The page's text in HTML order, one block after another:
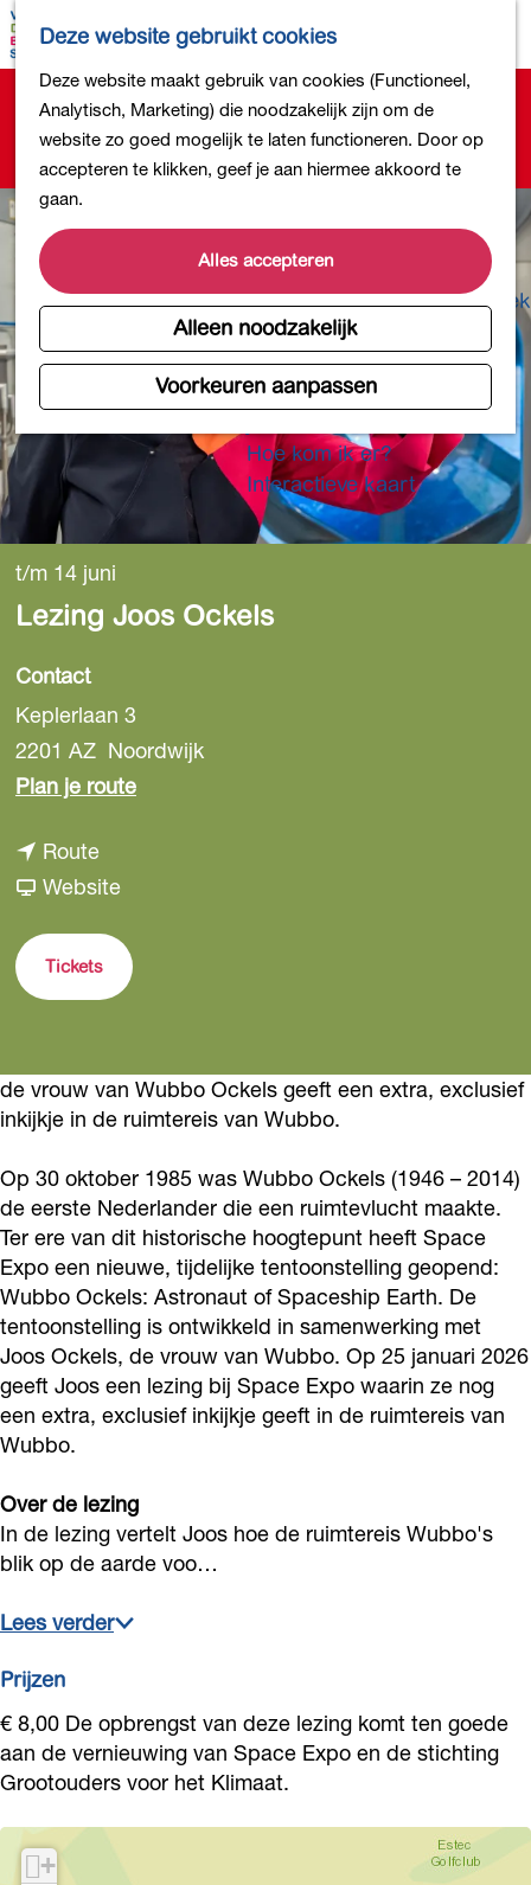
Deze website gebruikt cookies
Deze website maakt gebruik van cookies (Functioneel,
Analytisch, Marketing) die noodzakelijk zijn om de
website zo goed mogelijk te laten functioneren. Door op
accepteren te klikken, geef je aan hiermee akkoord te
gaan.
Alles accepteren
Alleen noodzakelijk
Voorkeuren aanpassen
a
r
h
o
m
e
p
a
g
e
K
a
r
t
Z
e
k
e
n
e
n
u
Bollen en Bloemen
Uit eten
DB4daagse - Inschrijven
Kinderactiviteiten
De natuur in
Musea en meer
Producten uit de Bollenstreek
Gezond en actief
Overnachten
Hoe kom ik er?
Interactieve kaart
Sorry, deze activiteit is niet meer beschikbaar.
Bekijk het
actuele aanbod
voor de beschikbare
opties.
t/m 14 juni
Lezing Joos Ockels
Contact
Keplerlaan 3
2201 AZ Noordwijk
Plan je routen
n
g
o
o
s
O
c
k
e
l
Routen
a
r
L
i
n
g
J
o
o
s
O
c
k
s
Websitev
n
L
i
n
g
J
o
o
s
O
c
k
s
Tickets
de vrouw van Wubbo Ockels geeft een extra, exclusief
inkijkje in de ruimtereis van Wubbo.
Op 30 oktober 1985 was Wubbo Ockels (1946 – 2014)
de eerste Nederlander die een ruimtevlucht maakte.
Ter ere van dit historische hoogtepunt heeft Space
Expo een nieuwe, tijdelijke tentoonstelling geopend:
Wubbo Ockels: Astronaut of Spaceship Earth. De
tentoonstelling is ontwikkeld in samenwerking met
Joos Ockels, de vrouw van Wubbo. Op 25 januari 2026
geeft Joos een lezing bij Space Expo waarin ze nog
een extra, exclusief inkijkje geeft in de ruimtereis van
Wubbo.
Over de lezing
In de lezing vertelt Joos hoe de ruimtereis Wubbo's
blik op de aarde voo…
Lees verder
Prijzen
€ 8,00 De opbrengst van deze lezing komt ten goede
aan de vernieuwing van Space Expo en de stichting
Grootouders voor het Klimaat.
+